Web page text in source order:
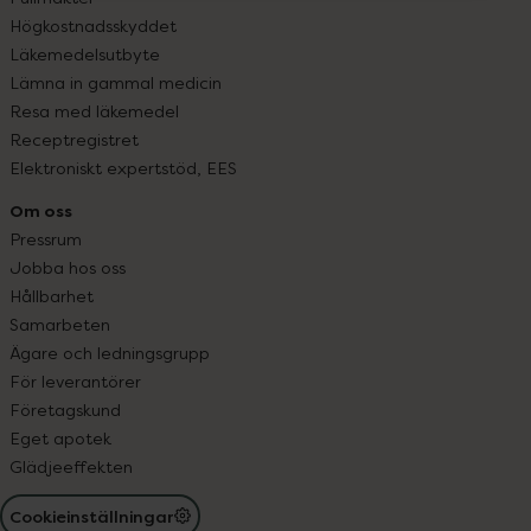
Högkostnadsskyddet
Läkemedelsutbyte
Lämna in gammal medicin
Resa med läkemedel
Receptregistret
Elektroniskt expertstöd, EES
Om oss
Pressrum
Jobba hos oss
Hållbarhet
Samarbeten
Ägare och ledningsgrupp
För leverantörer
Företagskund
Eget apotek
Glädjeeffekten
Cookieinställningar